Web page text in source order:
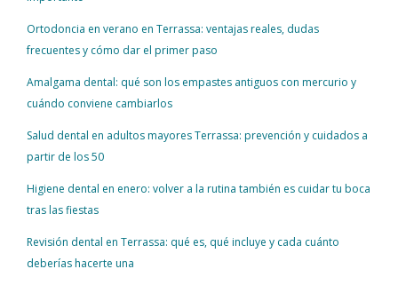
Ortodoncia en verano en Terrassa: ventajas reales, dudas
frecuentes y cómo dar el primer paso
Amalgama dental: qué son los empastes antiguos con mercurio y
cuándo conviene cambiarlos
Salud dental en adultos mayores Terrassa: prevención y cuidados a
partir de los 50
Higiene dental en enero: volver a la rutina también es cuidar tu boca
tras las fiestas
Revisión dental en Terrassa: qué es, qué incluye y cada cuánto
deberías hacerte una